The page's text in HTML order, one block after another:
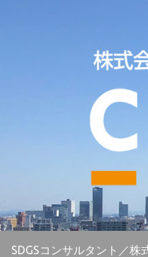
SDGSコンサルタント／